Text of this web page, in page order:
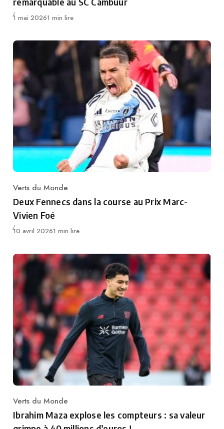
Publié
1 mai 20261 min lire
Category
Verts du Monde
Deux Fennecs dans la course au Prix Marc-
Vivien Foé
Publié
10 avril 20261 min lire
Category
Verts du Monde
Ibrahim Maza explose les compteurs : sa valeur